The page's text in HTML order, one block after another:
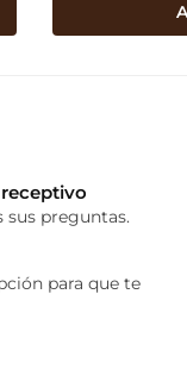
sus preguntas.
para que te